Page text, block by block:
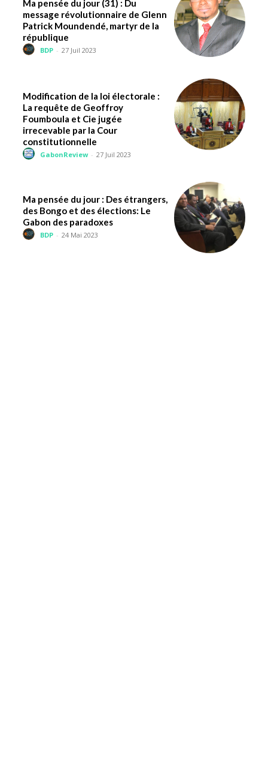
Ma pensée du jour (31) : Du
message révolutionnaire de Glenn
Patrick Moundendé, martyr de la
république
BDP - 27 Juil 2023
Modification de la loi électorale :
La requête de Geoffroy
Foumboula et Cie jugée
irrecevable par la Cour
constitutionnelle
GabonReview - 27 Juil 2023
Ma pensée du jour : Des étrangers,
des Bongo et des élections: Le
Gabon des paradoxes
BDP - 24 Mai 2023